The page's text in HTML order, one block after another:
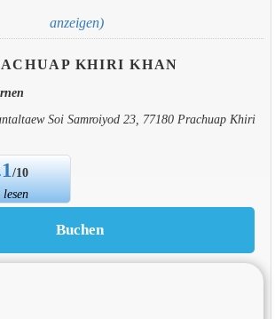
anzeigen)
KHIRI KHAN
Soi Samroiyod 23, 77180 Prachuap Khiri
/10
lesen